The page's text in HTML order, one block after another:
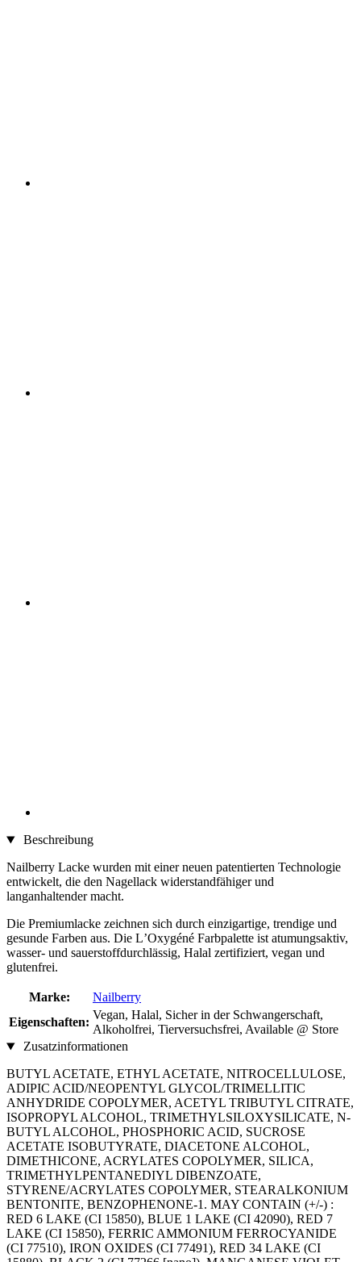
Beschreibung
Nailberry Lacke wurden mit einer neuen patentierten Technologie
entwickelt, die den Nagellack widerstandfähiger und
langanhaltender macht.
Die Premiumlacke zeichnen sich durch einzigartige, trendige und
gesunde Farben aus. Die LʼOxygéné Farbpalette ist atumungsaktiv,
wasser- und sauerstoffdurchlässig, Halal zertifiziert, vegan und
glutenfrei.
Marke:
Nailberry
Eigenschaften:
Vegan, Halal, Sicher in der Schwangerschaft,
Alkoholfrei, Tierversuchsfrei, Available @ Store
Zusatzinformationen
BUTYL ACETATE, ETHYL ACETATE, NITROCELLULOSE,
ADIPIC ACID/NEOPENTYL GLYCOL/TRIMELLITIC
ANHYDRIDE COPOLYMER, ACETYL TRIBUTYL CITRATE,
ISOPROPYL ALCOHOL, TRIMETHYLSILOXYSILICATE, N‐
BUTYL ALCOHOL, PHOSPHORIC ACID, SUCROSE
ACETATE ISOBUTYRATE, DIACETONE ALCOHOL,
DIMETHICONE, ACRYLATES COPOLYMER, SILICA,
TRIMETHYLPENTANEDIYL DIBENZOATE,
STYRENE/ACRYLATES COPOLYMER, STEARALKONIUM
BENTONITE, BENZOPHENONE‐1. MAY CONTAIN (+/‐) :
RED 6 LAKE (CI 15850), BLUE 1 LAKE (CI 42090), RED 7
LAKE (CI 15850), FERRIC AMMONIUM FERROCYANIDE
(CI 77510), IRON OXIDES (CI 77491), RED 34 LAKE (CI